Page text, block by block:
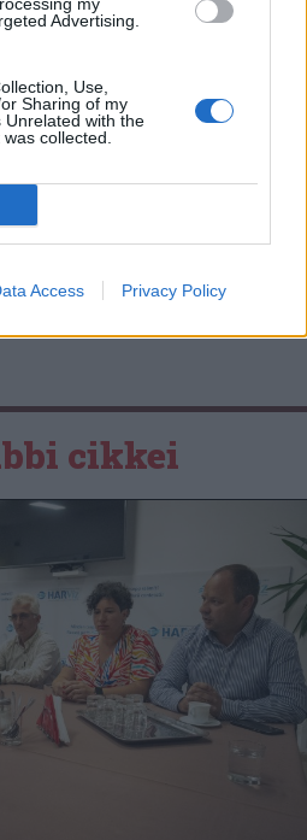
Advertising.
Use,
Sharing of my
Unrelated with the
collected.
Access Privacy Policy
István: négy vereség
a jó eredmények
Zsuzsa: Az élet
végeztem el az
cikkei